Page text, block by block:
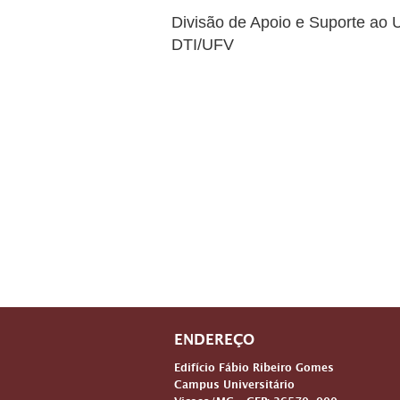
Divisão de Apoio e Suporte ao
DTI/UFV
ENDEREÇO
Edifício Fábio Ribeiro Gomes
Campus Universitário